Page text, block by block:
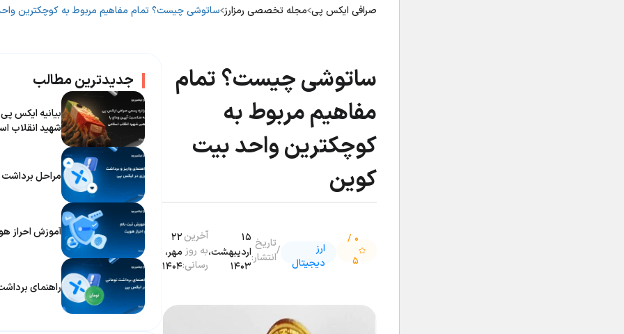
صرافی ایکس پی مجله تخصصی رمزارز ساتوشی چیست؟ تمام مفاهیم مربوط به کوچکترین
ساتوشی چیست؟ تمام
مفاهیم مربوط به
کوچکترین واحد بیت
کوین
۰ /
۵
ارز
دیجیتال
/تاریخ
انتشار:
۱۵
اردیبهشت،
۱۴۰۳
آخرین
به روز
رسانی:
۲۲
مهر،
۱۴۰۴
جدیدترین مطالب
بیانیه ایکس
شهید انقلاب
مراحل
آموزش احراز
راهنمای